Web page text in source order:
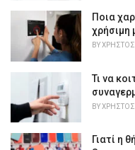
Ποια
χρήσιμη
BY
Τι να
BY
Γιατί η